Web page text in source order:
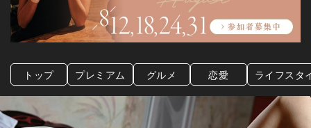
トップ プレミアム グルメ 恋愛 ライフスタ